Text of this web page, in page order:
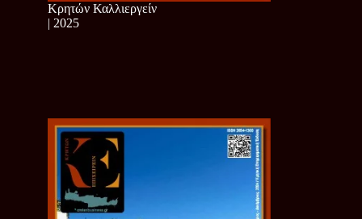
Κρητών Καλλιεργείν
| 2025